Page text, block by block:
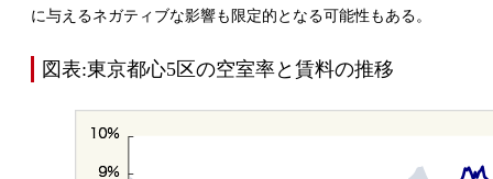
に与えるネガティブな影響も限定的となる可能性もある。
図表:東京都心5区の空室率と賃料の推移